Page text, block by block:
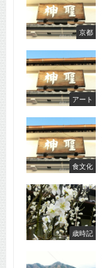
京都
アート
食文化
歳時記